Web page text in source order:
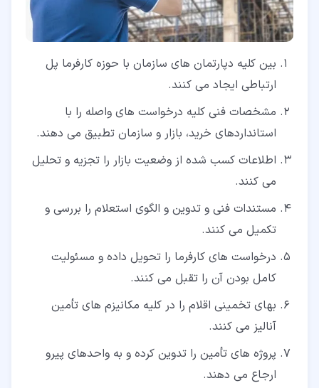
بین کلیه دپارتمان های سازمان با حوزه کارفرما پل
ارتباطی ایجاد می کنند.
مشخصات فنی کلیه درخواست های واصله را با
استانداردهای خرید، بازار و سازمان تطبیق می دهند.
اطلاعات کسب شده از وضعیت بازار را تجزیه و تحلیل
می کنند.
مستندات فنی و تدوین و الگوی استعلام را بررسی و
تکمیل می کنند.
درخواست های کارفرما را تحویل داده و مسئولیت
کامل بودن آن را تقبل می کنند.
بهای تخمینی اقلام را در کلیه مکانیزم های تأمین
آنالیز می کنند.
پروژه های تأمین را تدوین کرده و به واحدهای پیرو
ارجاع می دهند.